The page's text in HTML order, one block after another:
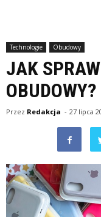
Technologie Obudowy
JAK
OBUDOWY?
Przez Redakcja - 27 lipca